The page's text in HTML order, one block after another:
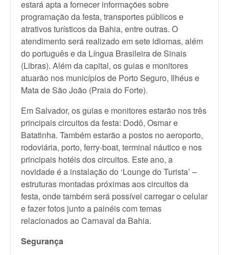
estará apta a fornecer informações sobre
programação da festa, transportes públicos e
atrativos turísticos da Bahia, entre outras. O
atendimento será realizado em sete idiomas, além
do português e da Língua Brasileira de Sinais
(Libras). Além da capital, os guias e monitores
atuarão nos municípios de Porto Seguro, Ilhéus e
Mata de São João (Praia do Forte).
Em Salvador, os guias e monitores estarão nos três
principais circuitos da festa: Dodô, Osmar e
Batatinha. Também estarão a postos no aeroporto,
rodoviária, porto, ferry-boat, terminal náutico e nos
principais hotéis dos circuitos. Este ano, a
novidade é a instalação do ‘Lounge do Turista’ –
estruturas montadas próximas aos circuitos da
festa, onde também será possível carregar o celular
e fazer fotos junto a painéis com temas
relacionados ao Carnaval da Bahia.
Segurança